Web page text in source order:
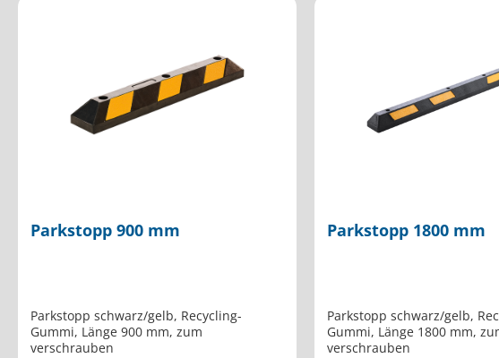
Parkstopp 900 mm
Parkstopp schwarz/gelb, Recycling-
Gummi, Länge 900 mm, zum
verschrauben
Parkstopp 1800 mm
Parkstopp schwarz/gelb, Recycling-
Gummi, Länge 1800 mm, zum
verschrauben